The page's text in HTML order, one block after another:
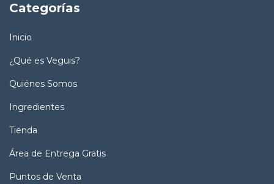
Categorías
Inicio
¿Qué es Veguis?
Quiénes Somos
Ingredientes
Tienda
Área de Entrega Gratis
Puntos de Venta